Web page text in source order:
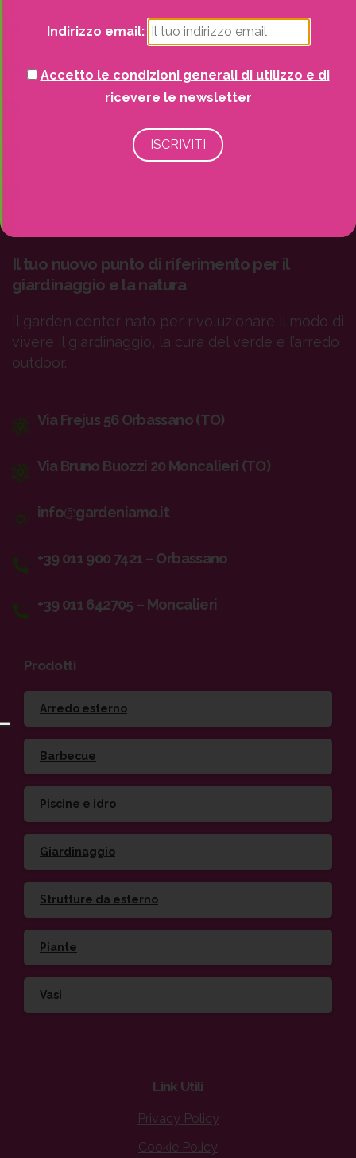
Strutture da esterno
Vasi
Il tuo nuovo punto di riferimento per il
giardinaggio e la natura
Il garden center nato per rivoluzionare il modo di
vivere il giardinaggio, la cura del verde e l’arredo
outdoor.
Via Frejus 56 Orbassano (TO)
Via Bruno Buozzi 20 Moncalieri (TO)
info@gardeniamo.it
+39 011 900 7421 – Orbassano
+39 011 642705 – Moncalieri
Prodotti
Arredo esterno
Barbecue
Piscine e idro
Giardinaggio
Strutture da esterno
Piante
Vasi
Link Utili
Privacy Policy
Cookie Policy
Indirizzo email:
Accetto le condizioni generali di utilizzo e di
ricevere le newsletter